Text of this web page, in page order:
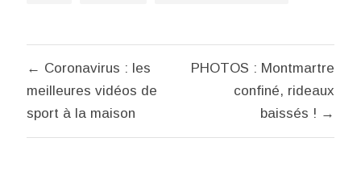
Navigation
de
l’article
← Coronavirus : les
meilleures vidéos de
sport à la maison
PHOTOS : Montmartre
confiné, rideaux
baissés ! →